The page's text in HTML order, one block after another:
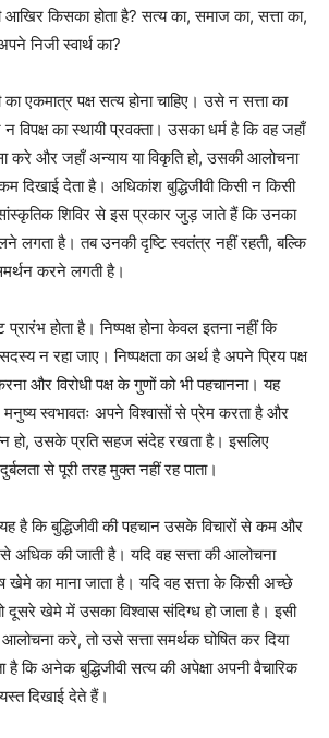
आखिर किसका होता है? सत्य का, समाज का, सत्ता का,
निजी स्वार्थ का?
का एकमात्र पक्ष सत्य होना चाहिए। उसे न सत्ता का
विपक्ष का स्थायी प्रवक्ता। उसका धर्म है कि वह जहाँ
करे और जहाँ अन्याय या विकृति हो, उसकी आलोचना
दिखाई देता है। अधिकांश बुद्धिजीवी किसी न किसी
शिविर से इस प्रकार जुड़ जाते हैं कि उनका
लगता है। तब उनकी दृष्टि स्वतंत्र नहीं रहती, बल्कि
समर्थन करने लगती है।
होता है। निष्पक्ष होना केवल इतना नहीं कि
न रहा जाए। निष्पक्षता का अर्थ है अपने प्रिय पक्ष
और विरोधी पक्ष के गुणों को भी पहचानना। यह
स्वभावतः अपने विश्वासों से प्रेम करता है और
हो, उसके प्रति सहज संदेह रखता है। इसलिए
से पूरी तरह मुक्त नहीं रह पाता।
कि बुद्धिजीवी की पहचान उसके विचारों से कम और
अधिक की जाती है। यदि वह सत्ता की आलोचना
का माना जाता है। यदि वह सत्ता के किसी अच्छे
दूसरे खेमे में उसका विश्वास संदिग्ध हो जाता है। इसी
आलोचना करे, तो उसे सत्ता समर्थक घोषित कर दिया
है कि अनेक बुद्धिजीवी सत्य की अपेक्षा अपनी वैचारिक
दिखाई देते हैं।